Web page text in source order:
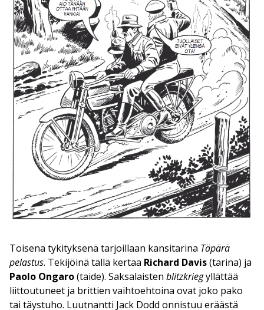
Toisena tykityksenä tarjoillaan kansitarina Täpärä
pelastus. Tekijöinä tällä kertaa Richard Davis(tarina) ja
Paolo Ongaro(taide). Saksalaisten blitzkriegyllättää
liittoutuneet ja brittien vaihtoehtoina ovat joko pako
tai täystuho. Luutnantti Jack Dodd onnistuu eräästä